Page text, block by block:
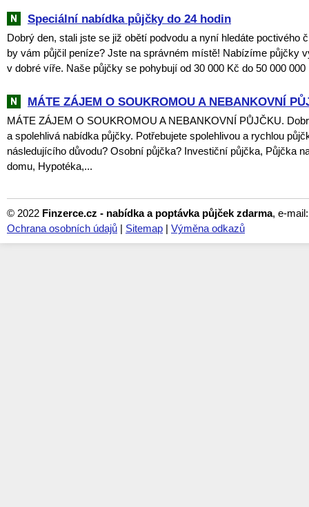
Speciální nabídka půjčky do 24 hodin
Dobrý den, stali jste se již obětí podvodu a nyní hledáte poctivého
by vám půjčil peníze? Jste na správném místě! Nabízíme půjčky
v dobré víře. Naše půjčky se pohybují od 30 000 Kč do 50 000 000
MÁTE ZÁJEM O SOUKROMOU A NEBANKOVNÍ
MÁTE ZÁJEM O SOUKROMOU A NEBANKOVNÍ PŮJČKU.
a spolehlivá nabídka půjčky. Potřebujete spolehlivou a rychlou
následujícího důvodu? Osobní půjčka? Investiční půjčka, Půjčka
domu, Hypotéka,...
© 2022 Finzerce.cz - nabídka a poptávka půjček zdarma, e-
Ochrana osobních údajů | Sitemap | Výměna odkazů